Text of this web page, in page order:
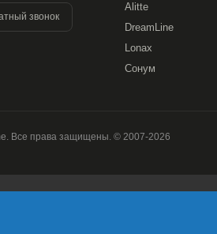
звонок
Alitte
DreamLine
Lonax
Сонум
Все права защищены. © 2007-2026
тип устройства и разрешение его экрана;
страницы открывает и на какие кнопки